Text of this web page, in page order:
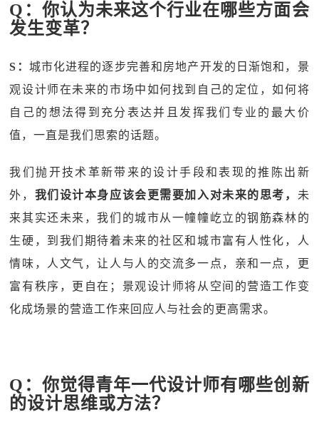
Q：你认为未来这个行业在哪些方面会
发生变革？
S： 城市化进程的逐步完善和房地产开发的日渐饱和，景
观设计师在未来的市场中如何找到自己的定位，如何将
自己的想法得到充分表达并且发挥我们专业的最大价
值，一直是我们思索的话题。
我们抛开技术革新带来的设计手段和表现的推陈出新
外， 我们设计本身应该会更需要加入对未来的思考， 未
来其实还未来，我们的城市从一幢幢屹立的钢筋森林的
生硬，到我们期待着未来的社区和城市富有人性化，人
情味，人文气，让人与人的交流多一点，亲和一点，更
富有秩序，更自在；景观设计师将从空间的营造工作变
化成场景的营造工作来回应人与社会的更高需求。
Q：你觉得青年⼀代设计师有哪些创新
的设计思维或方法？